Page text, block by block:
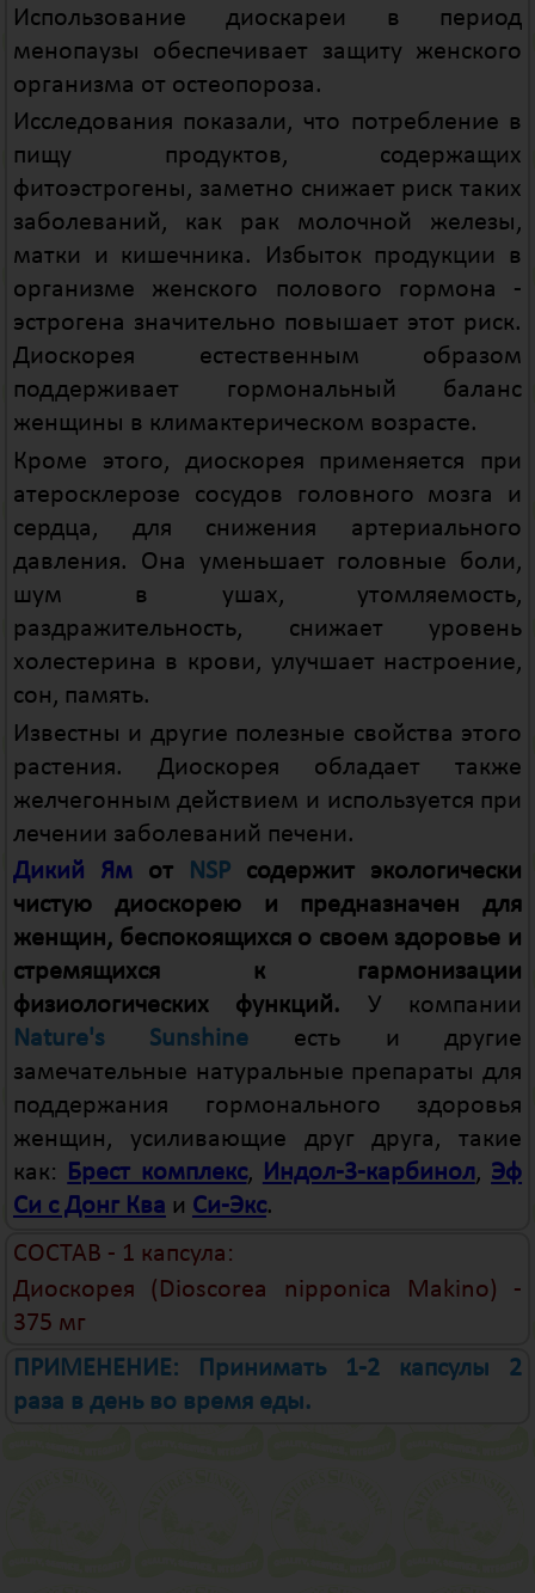
Использование диоскареи в период
менопаузы обеспечивает защиту женского
организма от остеопороза.
Исследования показали, что потребление в
пищу продуктов, содержащих
фитоэстрогены, заметно снижает риск таких
заболеваний, как рак молочной железы,
матки и кишечника. Избыток продукции в
организме женского полового гормона -
эстрогена значительно повышает этот риск.
Диоскорея естественным образом
поддерживает гормональный баланс
женщины в климактерическом возрасте.
Кроме этого, диоскорея применяется при
атеросклерозе сосудов головного мозга и
сердца, для снижения артериального
давления. Она уменьшает головные боли,
шум в ушах, утомляемость,
раздражительность, снижает уровень
холестерина в крови, улучшает настроение,
сон, память.
Известны и другие полезные свойства этого
растения. Диоскорея обладает также
желчегонным действием и используется при
лечении заболеваний печени.
Дикий Ямот NSP содержит экологически
чистую диоскорею и предназначен для
женщин, беспокоящихся о своем здоровье и
стремящихся к гармонизации
физиологических функций. У компании
Nature's Sunshine есть и другие
замечательные натуральные препараты для
поддержания гормонального здоровья
женщин, усиливающие друг друга, такие
как: Брест комплекс, Индол-3-карбинол, Эф
Си с Донг Ква и Си-Экс.
СОСТАВ - 1 капсула:
Диоскорея (Dioscorea nipponica Makino) -
375 мг
ПРИМЕНЕНИЕ: Принимать 1-2 капсулы 2
раза в день во время еды.